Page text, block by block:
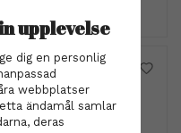
upplevelse
dig en personlig
webbplatser
ändamål samlar
deras